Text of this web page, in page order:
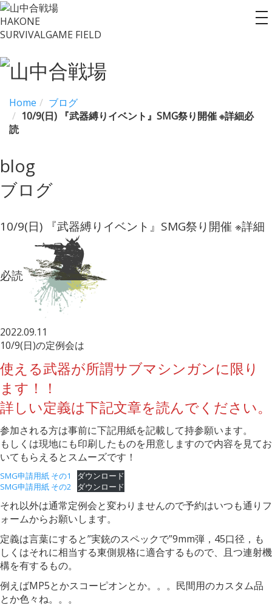
HAKONE
SURVIVALGAME FIELD
Home
ブログ
10/9(日) 『武器縛りイベント』SMG祭り開催 ※詳細必
読
blog
ブログ
10/9(日) 『武器縛りイベント』SMG祭り開催 ※詳細
必読
2022.09.11
10/9(日)の定例会は
使える武器が所謂サブマシンガンに限り
ます！！
詳しい定義は下記文章を読んでください。
参加される方は事前に下記用紙を記載して持参願います。
もしくは現地にも印刷したものを用意しますので内容を見てお
いてもらえるとスムーズです！
SMG申請用紙 その1
ダウンロード
SMG申請用紙 その2
ダウンロード
それ以外は通常定例会と変わりませんので予約はいつも通りフ
ォームからお願いします。
定義は言葉にすると”実銃のスペックで”9mm弾，45口径，も
しくはそれに相当する東側規格に適合するもので、且つ連射機
構を有するもの。
例えばMP5とかスコーピオンとか。。。民間用のカスタム品
とか色々ね。。。